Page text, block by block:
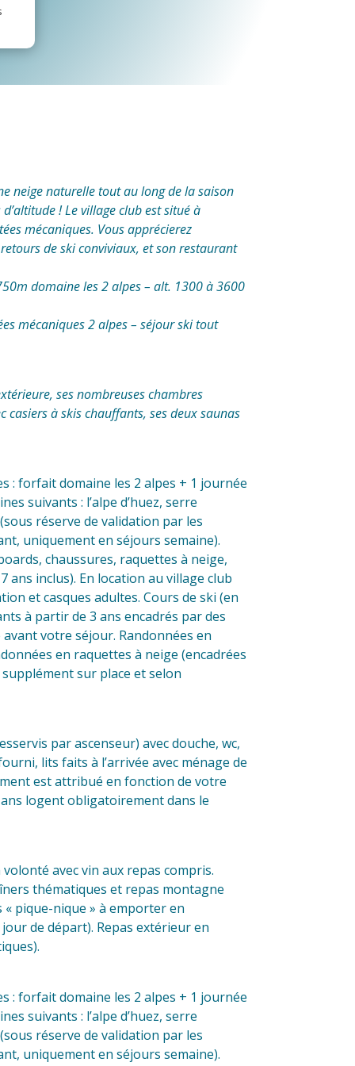
neige naturelle tout au long de la saison
! Le village club est situé à
mécaniques. Vous apprécierez
de ski conviviaux, et son restaurant
domaine les 2 alpes – alt. 1300 à 3600
mécaniques 2 alpes – séjour ski tout
ses nombreuses chambres
à skis chauffants, ses deux saunas
: forfait domaine les 2 alpes + 1 journée
suivants : l’alpe d’huez, serre
réserve de validation par les
uniquement en séjours semaine).
chaussures, raquettes à neige,
ans inclus). En location au village club
et casques adultes. Cours de ski (en
à partir de 3 ans encadrés par des
votre séjour. Randonnées en
en raquettes à neige (encadrées
sur place et selon
par ascenseur) avec douche, wc,
lits faits à l’arrivée avec ménage de
est attribué en fonction de votre
logent obligatoirement dans le
avec vin aux repas compris.
thématiques et repas montagne
pique-nique » à emporter en
de départ). Repas extérieur en
: forfait domaine les 2 alpes + 1 journée
suivants : l’alpe d’huez, serre
réserve de validation par les
uniquement en séjours semaine).